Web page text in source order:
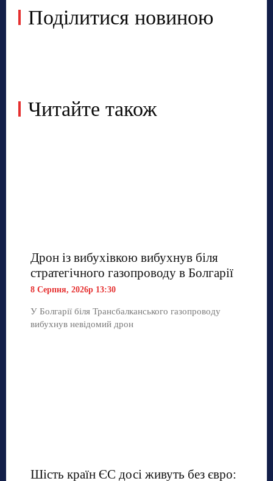
Поділитися новиною
Читайте також
Дрон із вибухівкою вибухнув біля
стратегічного газопроводу в Болгарії
8 Серпня, 2026р 13:30
У Болгарії біля Трансбалканського газопроводу
вибухнув невідомий дрон
Шість країн ЄС досі живуть без євро: